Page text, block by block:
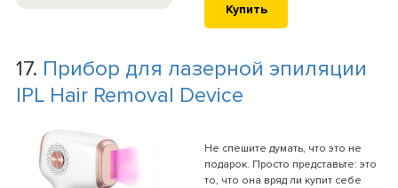
Купить
17. Прибор для лазерной эпиляции
IPL Hair Removal Device
Не спешите думать, что это не
подарок. Просто представьте: это
то, что она вряд ли купит себе